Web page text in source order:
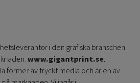
i den grafiska branschen
www.gigantprint.se.
former av tryckt media och är en av